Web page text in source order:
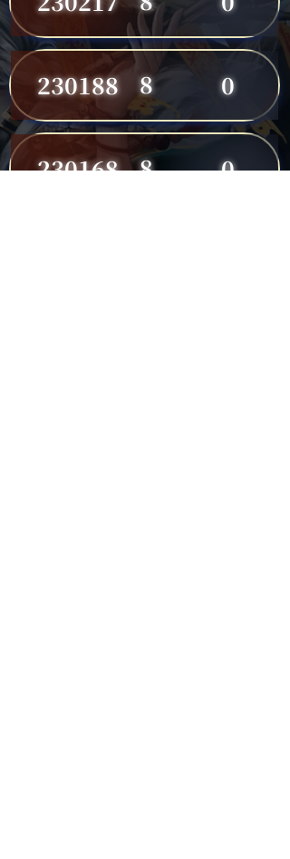
230188 8 0
230168 8 0